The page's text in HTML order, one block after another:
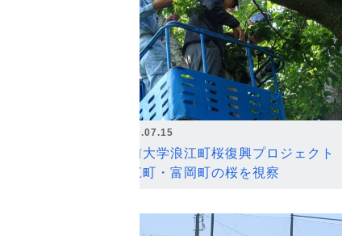
2026.07.15
弘前大学浪江町桜復興プロジェクト
浪江町・富岡町の桜を視察